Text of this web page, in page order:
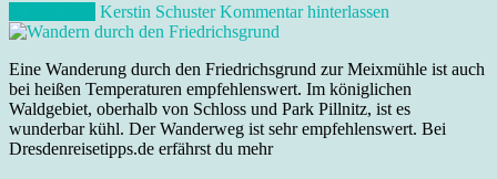
Kerstin Schuster Kommentar hinterlassen
Eine Wanderung durch den Friedrichsgrund zur Meixmühle ist auch
bei heißen Temperaturen empfehlenswert. Im königlichen
Waldgebiet, oberhalb von Schloss und Park Pillnitz, ist es
wunderbar kühl. Der Wanderweg ist sehr empfehlenswert. Bei
Dresdenreisetipps.de erfährst du mehr